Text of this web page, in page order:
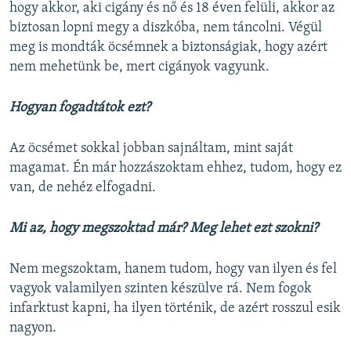
hogy akkor, aki cigány és nő és 18 éven felüli, akkor az
biztosan lopni megy a diszkóba, nem táncolni. Végül
meg is mondták öcsémnek a biztonságiak, hogy azért
nem mehetünk be, mert cigányok vagyunk.
Hogyan fogadtátok ezt?
Az öcsémet sokkal jobban sajnáltam, mint saját
magamat. Én már hozzászoktam ehhez, tudom, hogy ez
van, de nehéz elfogadni.
Mi az, hogy megszoktad már? Meg lehet ezt szokni?
Nem megszoktam, hanem tudom, hogy van ilyen és fel
vagyok valamilyen szinten készülve rá. Nem fogok
infarktust kapni, ha ilyen történik, de azért rosszul esik
nagyon.